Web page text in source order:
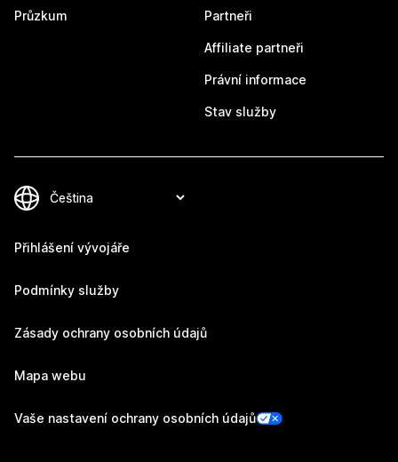
Průzkum Partneři
Affiliate partneři
Právní informace
Stav služby
Přihlášení vývojáře
Podmínky služby
Zásady ochrany osobních údajů
Mapa webu
Vaše nastavení ochrany osobních údajů